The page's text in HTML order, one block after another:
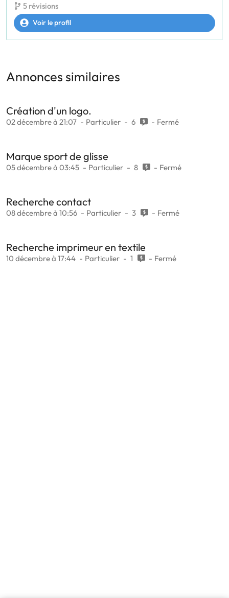
5 révisions
Voir le profil
Annonces similaires
Création d'un logo.
02 décembre à 21:07 Particulier 6 Fermé
Marque sport de glisse
05 décembre à 03:45 Particulier 8 Fermé
Recherche contact
08 décembre à 10:56 Particulier 3 Fermé
Recherche imprimeur en textile
10 décembre à 17:44 Particulier 1 Fermé